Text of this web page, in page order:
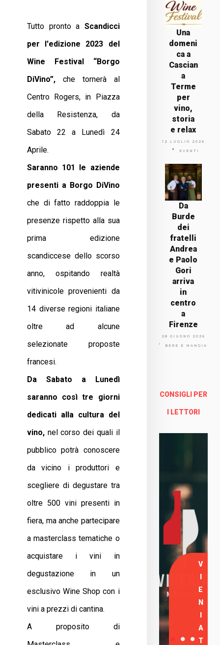
Tutto pronto a Scandicci
per l'edizione 2023 del
Wine Festival “Borgo
DiVino”, che tornerà al
Centro Rogers, in Piazza
della Resistenza, da
Sabato 22 a Lunedì 24
Aprile.
Saranno 101 le aziende
presenti a Borgo DiVino
che di fatto raddoppia le
presenze rispetto alla sua
prima edizione
scandiccese dello scorso
anno, ospitando realtà
vitivinicole provenienti da
14 diverse regioni italiane
oltre ad alcune
selezionate proposte
francesi.
Da Sabato a Lunedì
saranno così tre giorni
dedicati alla cultura del
vino, nel corso dei quali il
pubblico potrà conoscere
da vicino i produttori e
scegliere di degustare tra
oltre 500 vini presenti in
fiera, ma anche partecipare
a masterclass tematiche o
acquistare i vini in
degustazione in un
esclusivo Wine Shop con i
vini a prezzi di cantina.
A proposito di
Una
domeni
ca a
Cascian
a
Terme
per
vino,
storia
e relax
12 LUGLIO 2026
EVENTI
Da
Burde
dei
fratelli
Andrea
e Paolo
Gori
arriva
in
centro
a
Firenze
28 GIUGNO 2026
BERE E MANGIARE
CONSIGLI PER
I LETTORI
Via
Arno
nze
Enoteca Online e al dettaglio
V
E
N
A
T